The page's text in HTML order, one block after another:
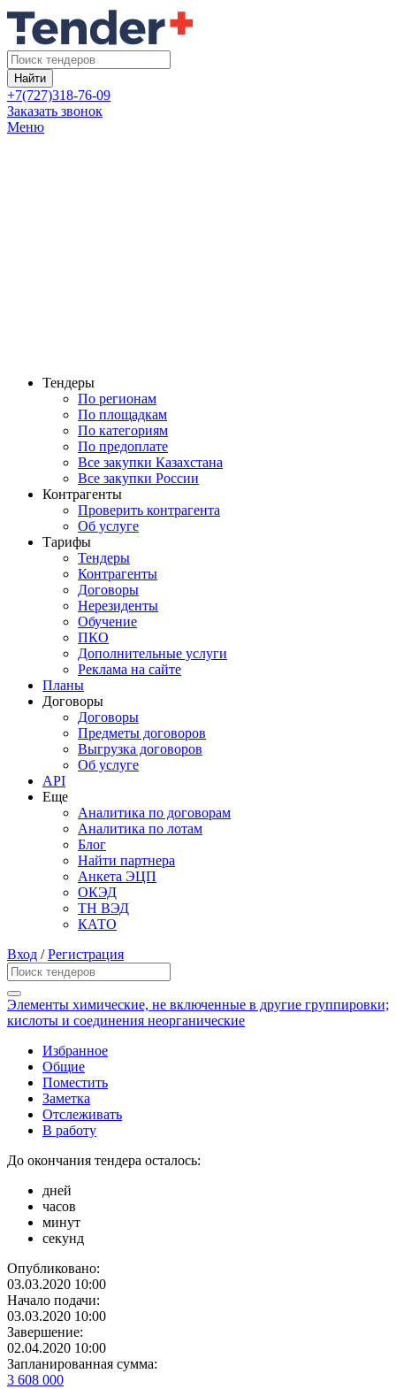
Найти
+7(727)318-76-09
Заказать звонок
Меню
Тендеры
По регионам
По площадкам
По категориям
По предоплате
Все закупки Казахстана
Все закупки России
Контрагенты
Проверить контрагента
Об услуге
Тарифы
Тендеры
Контрагенты
Договоры
Нерезиденты
Обучение
ПКО
Дополнительные услуги
Реклама на сайте
Планы
Договоры
Договоры
Предметы договоров
Выгрузка договоров
Об услуге
API
Еще
Аналитика по договорам
Аналитика по лотам
Блог
Найти партнера
Анкета ЭЦП
ОКЭД
ТН ВЭД
КАТО
Вход /Регистрация
Элементы химические, не включенные в другие группировки;
кислоты и соединения неорганические
Избранное
Общие
Поместить
Заметка
Отслеживать
В работу
До окончания тендера осталось:
дней
часов
минут
секунд
Опубликовано:
03.03.2020 10:00
Начало подачи:
03.03.2020 10:00
Завершение:
02.04.2020 10:00
Запланированная сумма:
3 608 000